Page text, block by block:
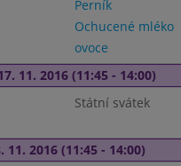
Perník
Ochucené mléko
ovoce
11. 2016 (11:45 - 14:00)
Státní svátek
11. 2016 (11:45 - 14:00)